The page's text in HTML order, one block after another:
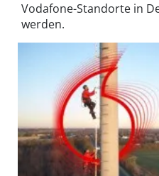
Vodafone-Standorte in
werden.